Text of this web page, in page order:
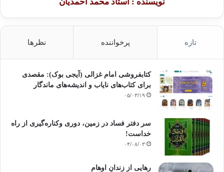
نویسنده : استاد محمد احمدیان
تازه پرخواننده نظرها
کتابفروشی امام غزالی (آیجی بوک): مقصدی
برای کتاب‌های نایاب و اندیشه‌های ماندگار
۰۵/۰۳/۱۹
سر دفتر فساد در زمین‌، دوری وکناره‌گیری از راه
خداست‌!
۰۴/۰۸/۰۳
رهایی از زندانِ اوهام